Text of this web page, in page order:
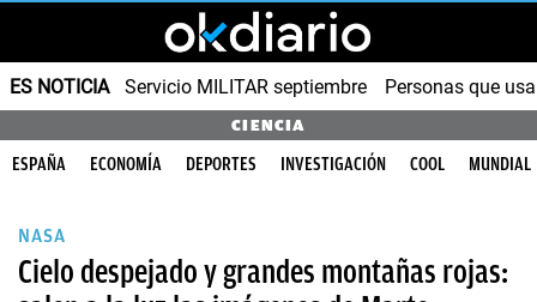
ES NOTICIA Servicio MILITAR septiembre Personas que
CIENCIA
ESPAÑA ECONOMÍA DEPORTES INVESTIGACIÓN COOL MUNDIAL
NASA
Cielo despejado y grandes montañas rojas: